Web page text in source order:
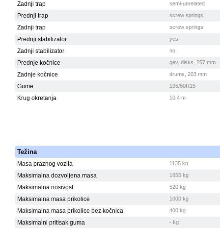
Zadnji trap semi-unrelated
Prednji trap screw springs
Zadnji trap screw springs
Prednji stabilizator yes
Zadnji stabilizator no
Prednje kočnice gev. disks, 257 mm
Zadnje kočnice drums, 203 mm
Gume 195/60R15
Krug okretanja 10,4 m
Težina
Masa praznog vozila 1135 kg
Maksimalna dozvoljena masa 1655 kg
Maksimalna nosivost 520 kg
Maksimalna masa prikolice 1000 kg
Maksimalna masa prikolice bez kočnica 400 kg
Maksimalni pritisak guma - kg